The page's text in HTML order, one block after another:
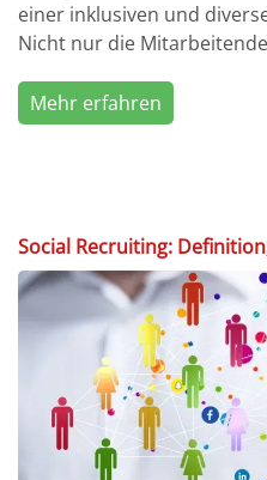
einer inklusiven und
Nicht nur die
Mehr erfahren
Social Recruiting: